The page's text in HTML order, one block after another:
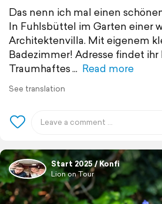
Das nenn ich mal einen
In Fuhlsbüttel im Garten einer
Architektenvilla. Mit eigenem
Badezimmer! Adresse findet ihr
Traumhaftes
Read more
See translation
Start 2025 / Konfi
Lion on Tour